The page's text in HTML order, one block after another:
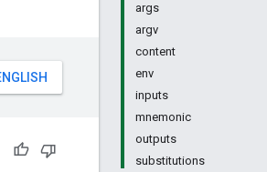
args
argv
content
env
inputs
mnemonic
outputs
substitutions